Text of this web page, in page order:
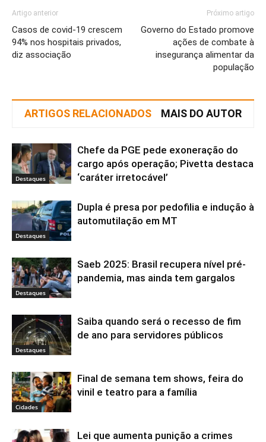
Artigo anterior
Casos de covid-19 crescem
94% nos hospitais privados,
diz associação
Próximo artigo
Governo do Estado promove
ações de combate à
insegurança alimentar da
população
ARTIGOS RELACIONADOS MAIS DO AUTOR
Destaques
Chefe da PGE pede exoneração do
cargo após operação; Pivetta destaca
‘caráter irretocável’
Destaques
Dupla é presa por pedofilia e indução à
automutilação em MT
Destaques
Saeb 2025: Brasil recupera nível pré-
pandemia, mas ainda tem gargalos
Destaques
Saiba quando será o recesso de fim
de ano para servidores públicos
Cidades
Final de semana tem shows, feira do
vinil e teatro para a família
Lei que aumenta punição a crimes